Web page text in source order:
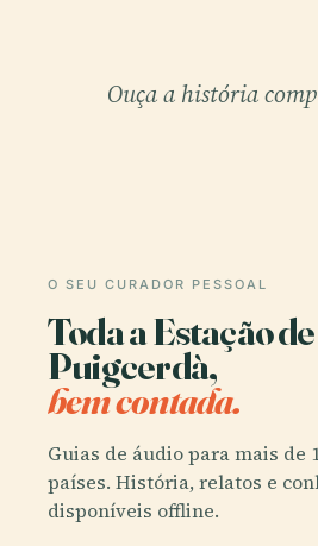
Ouça a história
O SEU CURADOR PESSOAL
Toda a Estação de
Puigcerdà,
bem contada.
Guias de áudio para mais de
países. História, relatos e
disponíveis offline.